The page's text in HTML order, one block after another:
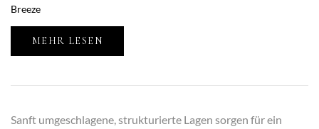
Breeze
MEHR LESEN
Sanft umgeschlagene, strukturierte Lagen sorgen für ein